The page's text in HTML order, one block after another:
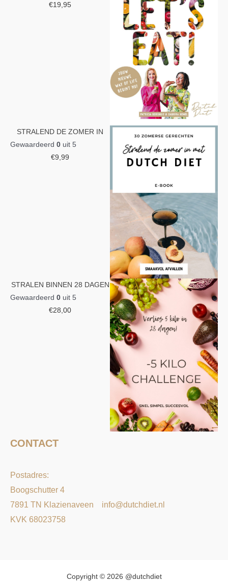
€19,95
STRALEND DE ZOMER IN
Gewaardeerd 0 uit 5
€9,99
STRALEN BINNEN 28 DAGEN
Gewaardeerd 0 uit 5
€28,00
CONTACT
Postadres:
Boogschutter 4
7891 TN Klazienaveen info@dutchdiet.nl
KVK 68023758
Copyright © 2026 @dutchdiet